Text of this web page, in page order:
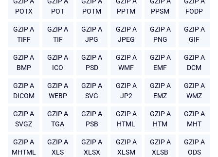
POTX
POT
POTM
PPTM
PPSM
FODP
GZIP A
TIFF
GZIP A
TIF
GZIP A
JPG
GZIP A
JPEG
GZIP A
PNG
GZIP A
GIF
GZIP A
BMP
GZIP A
ICO
GZIP A
PSD
GZIP A
WMF
GZIP A
EMF
GZIP A
DCM
GZIP A
DICOM
GZIP A
WEBP
GZIP A
SVG
GZIP A
JP2
GZIP A
EMZ
GZIP A
WMZ
GZIP A
SVGZ
GZIP A
TGA
GZIP A
PSB
GZIP A
HTML
GZIP A
HTM
GZIP A
MHT
GZIP A
MHTML
GZIP A
XLS
GZIP A
XLSX
GZIP A
XLSM
GZIP A
XLSB
GZIP A
ODS